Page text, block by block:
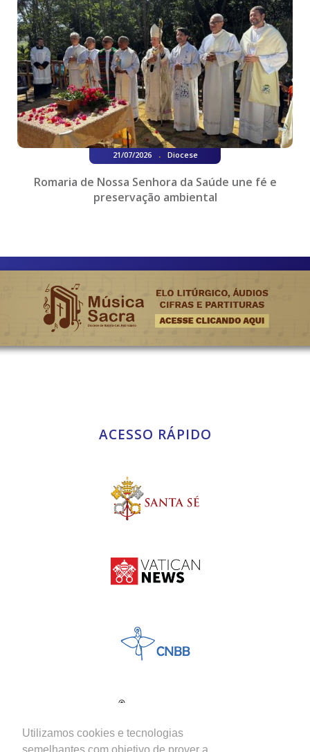
Utilizamos cookies e tecnologias
21/07/2026 . Diocese
Romaria de Nossa Senhora da Saúde une fé e
preservação ambiental
ACESSO RÁPIDO